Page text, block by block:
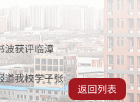
波获评临漳
道我校学子张
返回列表